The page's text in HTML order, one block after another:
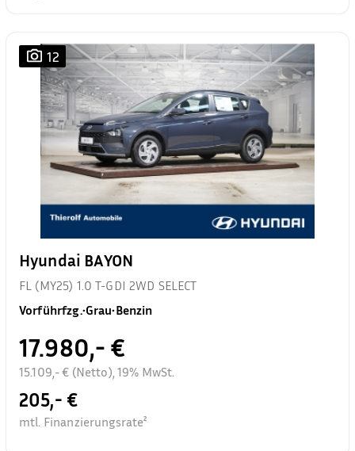
12
Hyundai BAYON
FL (MY25) 1.0 T-GDI 2WD SELECT
Vorführfzg.•Grau•Benzin
17.980,- €
15.109,- € (Netto), 19% MwSt.
205,- €
mtl. Finanzierungsrate²